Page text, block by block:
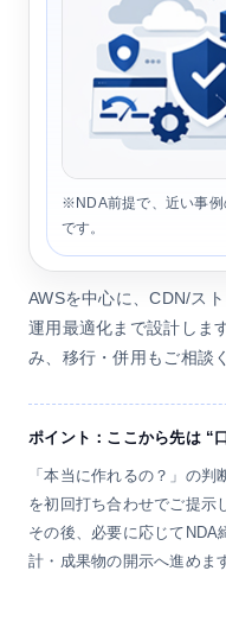
※NDA前提で、近い事例
です。
AWSを中心に、CDN/ス
運用最適化まで設計しま
み、移行・併用もご相談
ポイント：ここから先は “
「本当に作れるの？」の判
を初回打ち合わせでご提示
その後、必要に応じて
計・成果物の開示へ進めま